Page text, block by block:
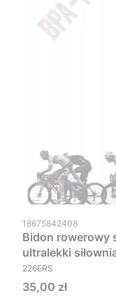
Kod produktu
18675842408
Bidon rowerowy
ultralekki
PRODUCENT
226ERS
Cena
35,00 zł